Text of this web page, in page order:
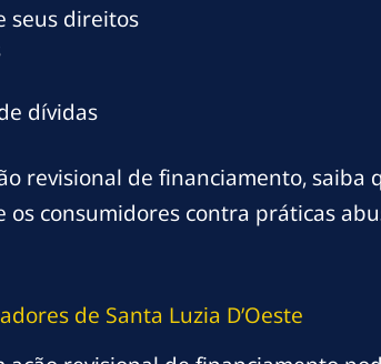
seus direitos
dívidas
revisional de financiamento,
consumidores contra práticas
de Santa Luzia D’Oeste